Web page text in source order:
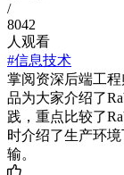
/
8042
人观看
#信息技术
掌阅资深后端工
品为大家介绍了
践，重点比较了
时介绍了生产环
输。